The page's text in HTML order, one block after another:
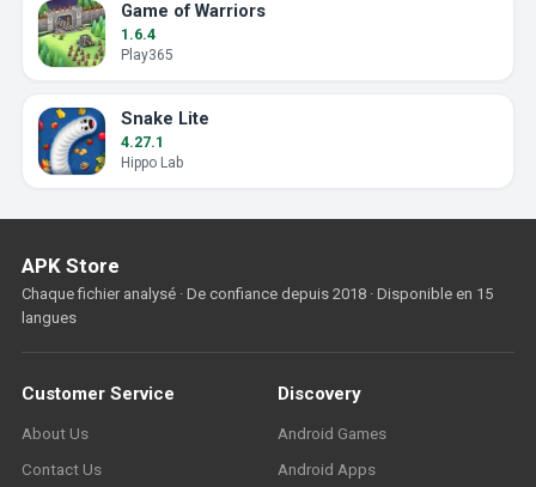
Game of Warriors
1.6.4
Play365
Snake Lite
4.27.1
Hippo Lab
APK Store
Chaque fichier analysé · De confiance depuis 2018 · Disponible en 15
langues
Customer Service
About Us
Contact Us
Discovery
Android Games
Android Apps